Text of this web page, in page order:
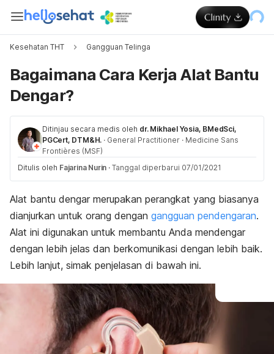
Kesehatan THT Gangguan Telinga
Bagaimana Cara Kerja Alat Bantu
Dengar?
Ditinjau secara medis oleh dr. Mikhael Yosia, BMedSci,
PGCert, DTM&H. · General Practitioner · Medicine Sans
Frontières (MSF)
Ditulis oleh Fajarina Nurin · Tanggal diperbarui 07/01/2021
Alat bantu dengar merupakan perangkat yang biasanya
dianjurkan untuk orang dengan gangguan pendengaran.
Alat ini digunakan untuk membantu Anda mendengar
dengan lebih jelas dan berkomunikasi dengan lebih baik.
Lebih lanjut, simak penjelasan di bawah ini.